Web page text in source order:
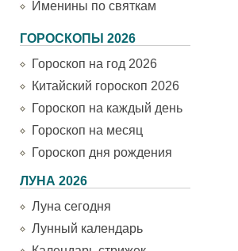
Именины по святкам
ГОРОСКОПЫ 2026
Гороскоп на год 2026
Китайский гороскоп 2026
Гороскоп на каждый день
Гороскоп на месяц
Гороскоп дня рождения
ЛУНА 2026
Луна сегодня
Лунный календарь